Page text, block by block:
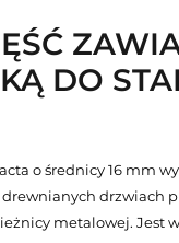
DO
o średnicy 16 mm
drewnianych drzwiach
metalowej. Jest